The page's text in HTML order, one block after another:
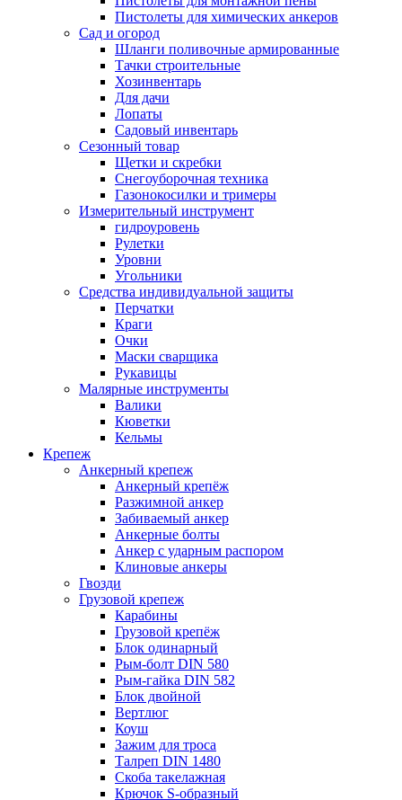
Пистолеты для химических анкеров
Сад и огород
Шланги поливочные армированные
Тачки строительные
Хозинвентарь
Для дачи
Лопаты
Садовый инвентарь
Сезонный товар
Щетки и скребки
Снегоуборочная техника
Газонокосилки и тримеры
Измерительный инструмент
гидроуровень
Рулетки
Уровни
Угольники
Средства индивидуальной защиты
Перчатки
Краги
Очки
Маски сварщика
Рукавицы
Малярные инструменты
Валики
Кюветки
Кельмы
Крепеж
Анкерный крепеж
Анкерный крепёж
Разжимной анкер
Забиваемый анкер
Анкерные болты
Анкер с ударным распором
Клиновые анкеры
Гвозди
Грузовой крепеж
Карабины
Грузовой крепёж
Блок одинарный
Рым-болт DIN 580
Рым-гайка DIN 582
Блок двойной
Вертлюг
Коуш
Зажим для троса
Талреп DIN 1480
Скоба такелажная
Крючок S-образный